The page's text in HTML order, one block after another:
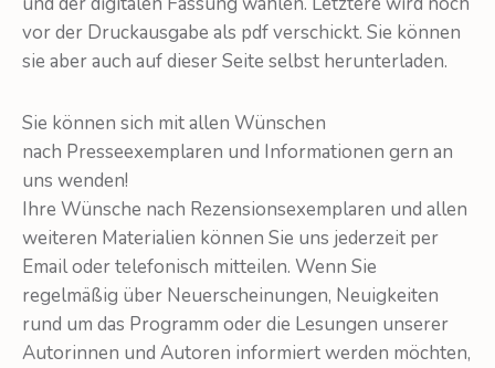
vor der Druckausgabe als pdf verschickt. Sie können
sie aber auch auf dieser Seite selbst herunterladen.
Sie können sich mit allen Wünschen
nach Presseexemplaren und Informationen gern an
uns wenden!
Ihre Wünsche nach Rezensionsexemplaren und allen
weiteren Materialien können Sie uns jederzeit per
Email oder telefonisch mitteilen. Wenn Sie
regelmäßig über Neuerscheinungen, Neuigkeiten
rund um das Programm oder die Lesungen unserer
Autorinnen und Autoren informiert werden möchten,